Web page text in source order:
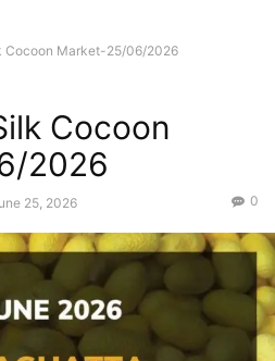
Cocoon Market-25/06/2026
Cocoon
2026
25, 2026 0